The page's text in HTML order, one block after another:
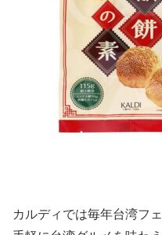
カルディでは毎年台湾フ